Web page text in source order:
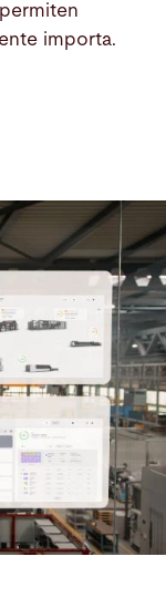
importa.